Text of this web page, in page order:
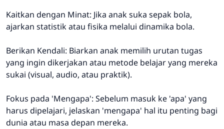
Kaitkan dengan Minat: Jika anak suka sepak bola,
ajarkan statistik atau fisika melalui dinamika bola.
Berikan Kendali: Biarkan anak memilih urutan tugas
yang ingin dikerjakan atau metode belajar yang mereka
sukai (visual, audio, atau praktik).
Fokus pada 'Mengapa': Sebelum masuk ke 'apa' yang
harus dipelajari, jelaskan 'mengapa' hal itu penting bagi
dunia atau masa depan mereka.